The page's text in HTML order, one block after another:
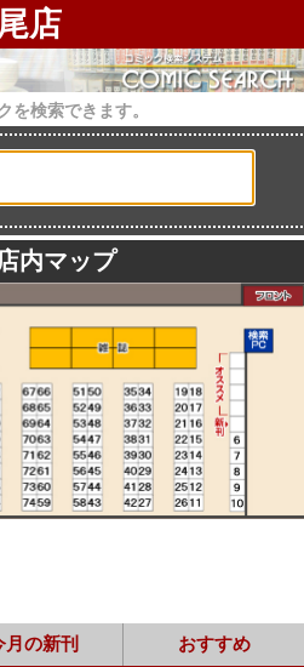
店
を検索できます。
内マップ
月の新刊 おすすめ